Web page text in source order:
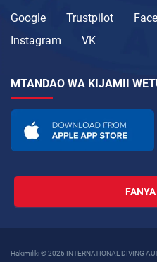
Google Trustpilot
Instagram
VK
MTANDAO WA KIJAMII
Hakimiliki © 2026 INTERNATIONAL DIVING